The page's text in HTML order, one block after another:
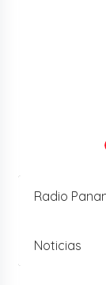
Radio
Noticias